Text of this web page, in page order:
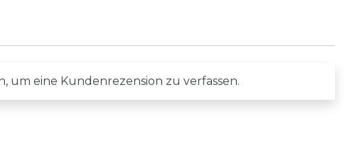
um eine Kundenrezension zu verfassen.